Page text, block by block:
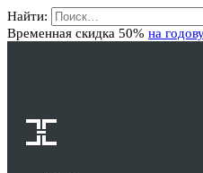
Найти:
Временная скидка 50% на